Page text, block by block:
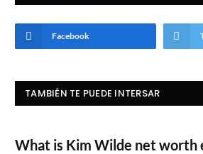
Facebook
TAMBIÉN TE PUEDE INTERSAR
What is Kim Wilde net worth